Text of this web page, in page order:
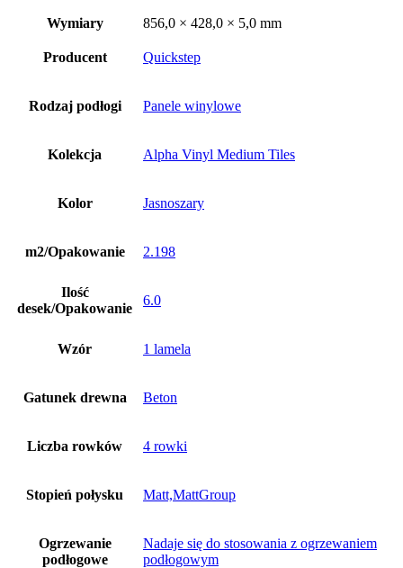
Wymiary 856,0 × 428,0 × 5,0 mm
Producent Quickstep
Rodzaj podłogi Panele winylowe
Kolekcja Alpha Vinyl Medium Tiles
Kolor Jasnoszary
m2/Opakowanie 2.198
Ilość
desek/Opakowanie
6.0
Wzór 1 lamela
Gatunek drewna Beton
Liczba rowków 4 rowki
Stopień połysku Matt,MattGroup
Ogrzewanie
podłogowe
Nadaje się do stosowania z ogrzewaniem
podłogowym